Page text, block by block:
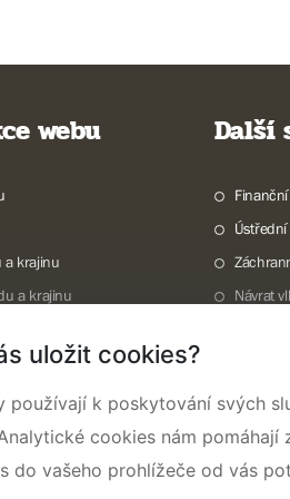
webu
a krajinu
a krajinu
Další
Návrat
Mapová
uložit cookies?
používají k poskytování svých
cookies nám
do vašeho prohlížeče od vás